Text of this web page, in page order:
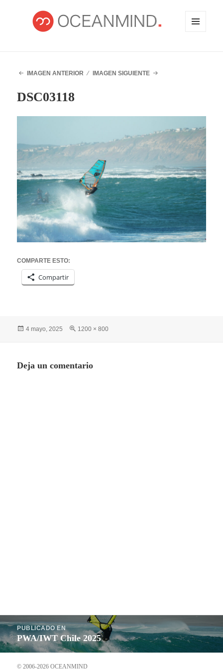
IMAGEN ANTERIOR IMAGEN SIGUIENTE
DSC03118
COMPARTE ESTO:
Compartir
Publicado
4 mayo, 2025
Tamaño
1200 × 800
Deja un comentario
Navegación
de
entradas
PUBLICADO EN
PWA/IWT Chile 2025
© 2006-2026 OCEANMIND